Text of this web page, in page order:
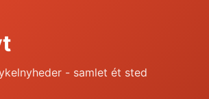
- samlet ét sted